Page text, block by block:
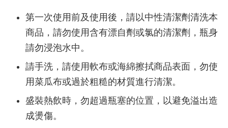
第一次使用前及使用後，請以中性清潔劑清洗本
商品，請勿使用含有漂自劑或氯的清潔劑，瓶身
請勿浸泡水中。
請手洗，請使用軟布或海綿擦拭商品表面，勿使
用菜瓜布或過於粗糙的材質進行清潔。
盛裝熱飲時，勿超過瓶塞的位置，以避免溢出造
成燙傷。